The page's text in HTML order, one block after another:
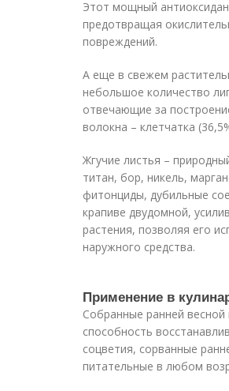
Этот мощный
предотвращая
повреждений.
А еще в свежем
небольшое количество
отвечающие за
волокна – клетчатка
Жгучие листья –
титан, бор, никель,
фитонциды, дубильные
крапиве двудомной,
растения, позволяя его
наружного средства.
Применение в
Собранные ранней
способность
соцветия, сорванные
питательные в любом